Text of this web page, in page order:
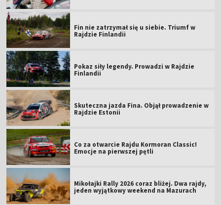
Fin nie zatrzymał się u siebie. Triumf w
Rajdzie Finlandii
Pokaz siły legendy. Prowadzi w Rajdzie
Finlandii
Skuteczna jazda Fina. Objął prowadzenie w
Rajdzie Estonii
Co za otwarcie Rajdu Kormoran Classic!
Emocje na pierwszej pętli
Mikołajki Rally 2026 coraz bliżej. Dwa rajdy,
jeden wyjątkowy weekend na Mazurach